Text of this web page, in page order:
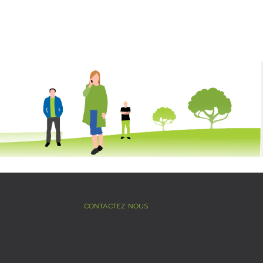
CONTACTEZ NOUS